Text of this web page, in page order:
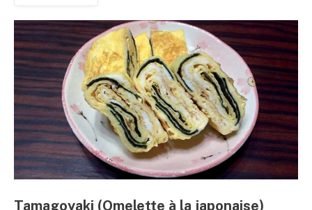
Tamagoyaki (Omelette à la japonaise)